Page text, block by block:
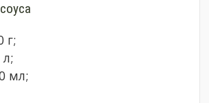
г;
мл;